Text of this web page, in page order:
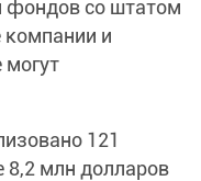
фондов со штатом
компании и
могут
121
8,2 млн долларов